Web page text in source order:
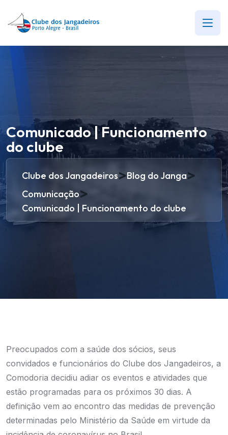
Comunicado | Funcionamento
do clube
Clube dos Jangadeiros>Blog do Janga>
Comunicação>
Comunicado | Funcionamento do clube
Preocupados com a saúde dos sócios, seus
convidados e funcionários do Clube dos Jangadeiros, a
Comodoria decidiu adiar os eventos e atividades que
estão programadas para os próximos 30 dias. A
definição vem ao encontro das medidas de prevenção
determinadas pelo Ministério da Saúde em virtude da